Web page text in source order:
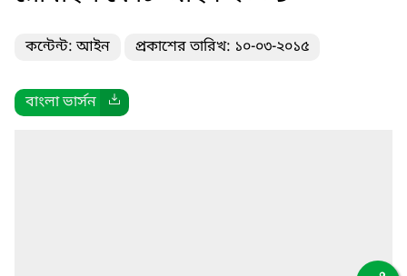
কন্টেন্ট: আইন প্রকাশের তারিখ: ১০-০৩-২০১৫
বাংলা ভার্সন